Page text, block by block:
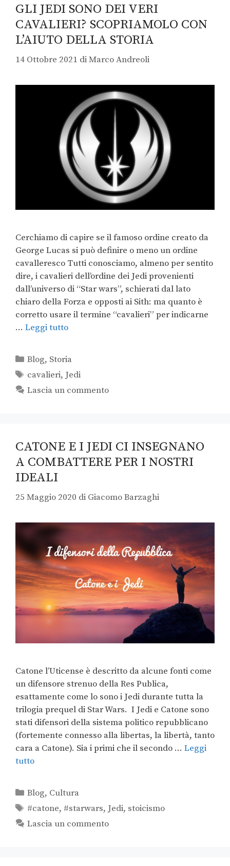
GLI JEDI SONO DEI VERI
CAVALIERI? SCOPRIAMOLO CON
L’AIUTO DELLA STORIA
14 Ottobre 2021 diMarco Andreoli
Cerchiamo di capire se il famoso ordine creato da
George Lucas si può definire o meno un ordine
cavalleresco Tutti conosciamo, almeno per sentito
dire, i cavalieri dell’ordine dei Jedi provenienti
dall’universo di “Star wars”, schierati dal lato
chiaro della Forza e opposti ai Sith: ma quanto è
corretto usare il termine “cavalieri” per indicarne
… Leggi tutto
Blog, Storia
cavalieri, Jedi
Lascia un commento
CATONE E I JEDI CI INSEGNANO
A COMBATTERE PER I NOSTRI
IDEALI
25 Maggio 2020 di Giacomo Barzaghi
Catone l’Uticense è descritto da alcune fonti come
un difensore strenuo della Res Publica,
esattamente come lo sono i Jedi durante tutta la
trilogia prequel di Star Wars. I Jedi e Catone sono
stati difensori della sistema politico repubblicano
(fortemente connesso alla libertas, la libertà, tanto
cara a Catone). Sia i primi che il secondo … Leggi
tutto
Blog, Cultura
#catone, #starwars,Jedi, stoicismo
Lascia un commento